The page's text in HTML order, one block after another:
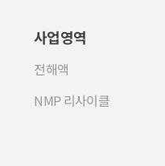
사업영역
전해액
NMP 리사이클